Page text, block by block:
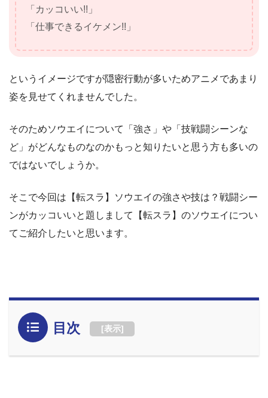
「カッコいい!!」
「仕事できるイケメン!!」
というイメージですが隠密行動が多いためアニメであまり
姿を見せてくれませんでした。
そのためソウエイについて「強さ」や「技戦闘シーンな
ど」がどんなものなのかもっと知りたいと思う方も多いの
ではないでしょうか。
そこで今回は【転スラ】ソウエイの強さや技は？戦闘シー
ンがカッコいいと題しまして【転スラ】のソウエイについ
てご紹介したいと思います。
目次 [表示]